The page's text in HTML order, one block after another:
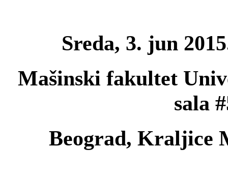
Sreda, 3. jun
Mašinski fakultet
sala
Beograd, Kraljice